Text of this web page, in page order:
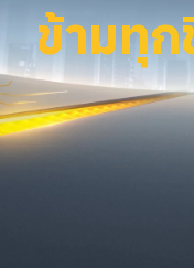
ข้ามทุ